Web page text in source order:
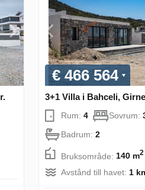
€ 466 564
3+1 Villa i Bahceli,
Rum: 4 Sovrum:
Badrum: 2
Bruksområde: 140 m2
Avstånd till havet: 1